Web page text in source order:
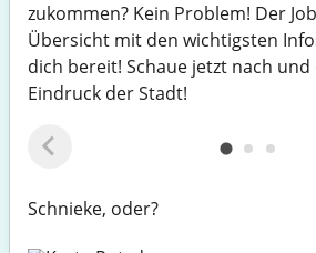
zukommen? Kein Problem! Der
Übersicht mit den wichtigsten
dich bereit! Schaue jetzt nach
Eindruck der Stadt!
Schnieke, oder?